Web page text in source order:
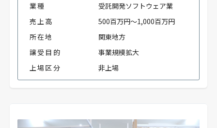
業種
受託開発ソフトウェア業
売上高
500百万円～1,000百万円
所在地
関東地方
譲受目的
事業規模拡大
上場区分
非上場